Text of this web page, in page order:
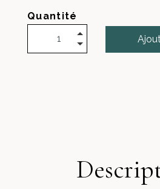
Quantité